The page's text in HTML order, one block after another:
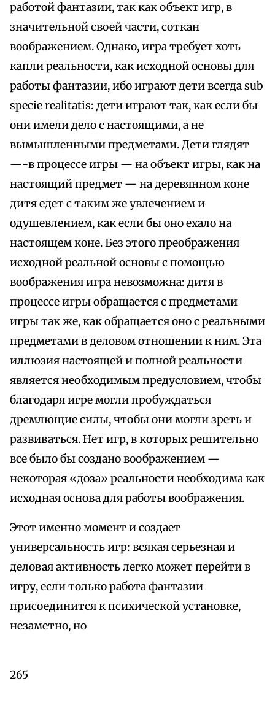
работой фантазии, так как объект игр, в
значительной своей части, соткан
воображением. Однако, игра требует хоть
капли реальности, как исходной основы для
работы фантазии, ибо играют дети всегда sub
specie realitatis: дети играют так, как если бы
они имели дело с настоящими, а не
вымышленными предметами. Дети глядят
—-в процессе игры — на объект игры, как на
настоящий предмет — на деревянном коне
дитя едет с таким же увлечением и
одушевлением, как если бы оно ехало на
настоящем коне. Без этого преображения
исходной реальной основы с помощью
воображения игра невозможна: дитя в
процессе игры обращается с предметами
игры так же, как обращается оно с реальными
предметами в деловом отношении к ним. Эта
иллюзия настоящей и полной реальности
является необходимым предусловием, чтобы
благодаря игре могли пробуждаться
дремлющие силы, чтобы они могли зреть и
развиваться. Нет игр, в которых решительно
все было бы создано воображением —
некоторая «доза» реальности необходима как
исходная основа для работы воображения.
Этот именно момент и создает
универсальность игр: всякая серьезная и
деловая активность легко может перейти в
игру, если только работа фантазии
присоединится к психической установке,
незаметно, но
265